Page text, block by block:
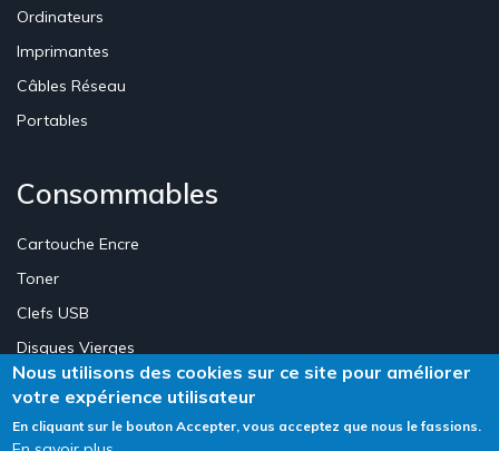
Ordinateurs
Imprimantes
Câbles Réseau
Portables
Consommables
Cartouche Encre
Toner
Clefs USB
Disques Vierges
Création Site E-commerce Luxembourg - Neweb Creations
Nous utilisons des cookies sur ce site pour améliorer
votre expérience utilisateur
En cliquant sur le bouton Accepter, vous acceptez que nous le fassions.